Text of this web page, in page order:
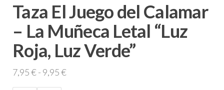
Taza El Juego del Calamar
– La Muñeca Letal “Luz
Roja, Luz Verde”
7,95€- 9,95€